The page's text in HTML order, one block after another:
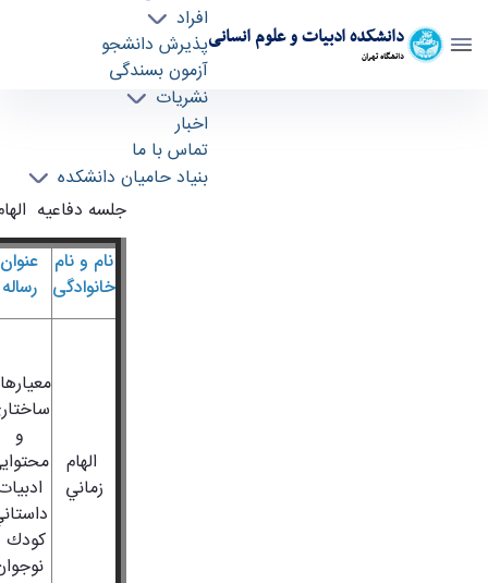
دانشکده ادبیات و علوم انسانی
دانشگاه تهران
افراد
پذیرش دانشجو
آزمون بسندگی
نشریات
اخبار
تماس با ما
بنیاد حامیان دانشکده
جلسه دفاعیه
نام و نام
خانوادگی
عنوان
رساله
الهام
زماني
و
كودك